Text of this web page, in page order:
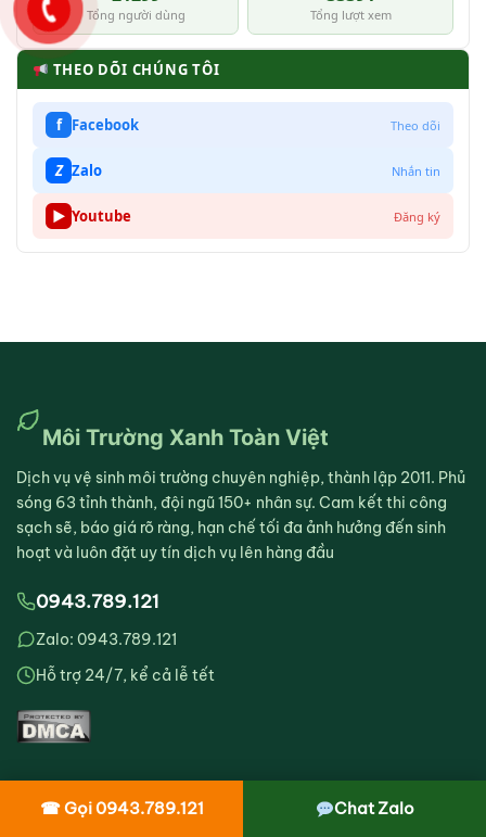
Tổng người dùng Tổng lượt xem
THEO DÕI CHÚNG TÔI
f Facebook Theo dõi
Z Zalo Nhắn tin
▶ Youtube Đăng ký
Môi Trường Xanh Toàn Việt
Dịch vụ vệ sinh môi trường chuyên nghiệp, thành lập 2011. Phủ
sóng 63 tỉnh thành, đội ngũ 150+ nhân sự. Cam kết thi công
sạch sẽ, báo giá rõ ràng, hạn chế tối đa ảnh hưởng đến sinh
hoạt và luôn đặt uy tín dịch vụ lên hàng đầu
0943.789.121
Zalo: 0943.789.121
Hỗ trợ 24/7, kể cả lễ tết
☎ Gọi 0943.789.121 Chat Zalo